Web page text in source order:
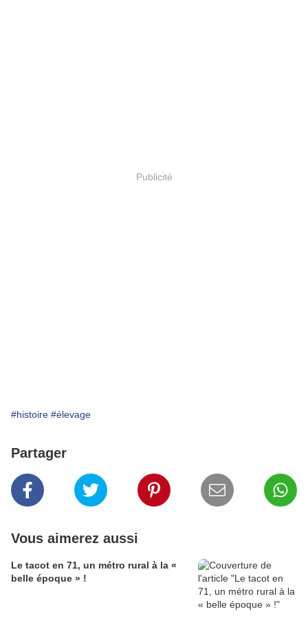
Publicité
#histoire #élevage
Partager
Vous aimerez aussi
Le tacot en 71, un métro rural à la «
belle époque » !